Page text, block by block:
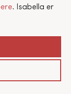
. Isabella er